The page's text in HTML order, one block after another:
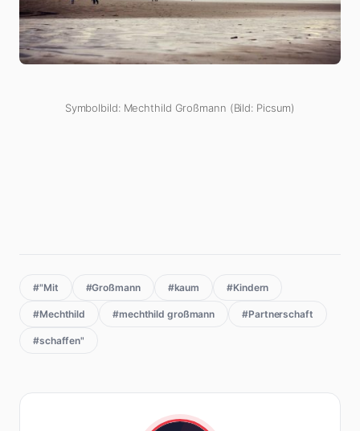
Symbolbild: Mechthild Großmann (Bild: Picsum)
#"Mit #Großmann #kaum #Kindern
#Mechthild #mechthild großmann #Partnerschaft
#schaffen"